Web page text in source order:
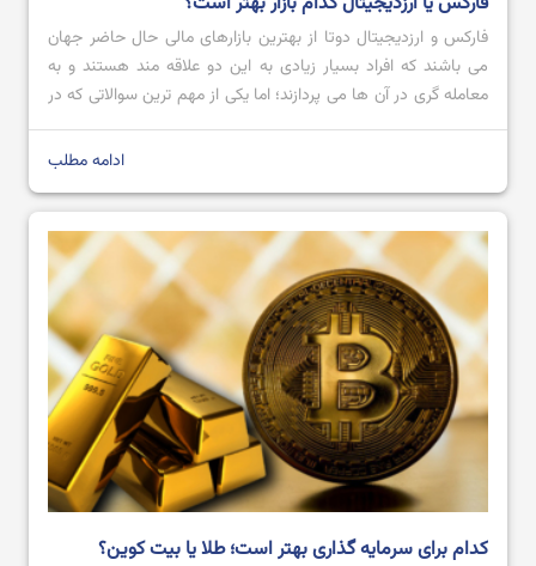
بهترین صرافی ارز دیجیتال ایرانی و خارجی بدون تحریم
بهترین نرم افزار های ترید ارز دیجیتال در سال 2024
آموزش صرافی Bingx از ثبت نام تا خرید و فروش ارز دیجیتال
فارکس و ارزدیجیتال دوتا از بهترین بازارهای مالی حال حاضر جهان
می باشند که افراد بسیار زیادی به این دو علاقه مند هستند و به
معامله گری در آن ها می پردازند؛ اما یکی از مهم ترین سوالاتی که در
ذهن افراد شکل می گیرد این است که کدام یک از این دو می توانند
ادامه مطلب
کدام برای سرمایه گذاری بهتر است؛ طلا یا بیت کوین؟